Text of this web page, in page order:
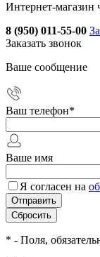
Интернет-магазин
8 (950) 011-55-00
Заказать звонок
Ваше сообщение
Ваш телефон*
Ваше имя
Я согласен на
* - Поля,